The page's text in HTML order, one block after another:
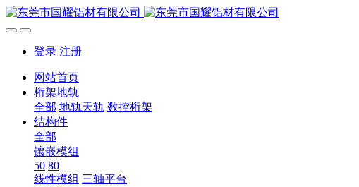
登录 注册
网站首页
桁架地轨
全部 地轨天轨 数控桁架
结构件
全部
镶嵌模组
50 80
线性模组 三轴平台